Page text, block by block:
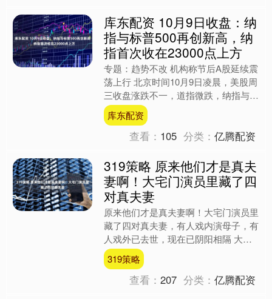
库东配资 10月9日收盘：纳
指与标普500再创新高，纳
指首次收在23000点上方
专题：趋势不改 机构称节后A股延续震
荡上行 北京时间10月9日凌晨，美股周
三收盘涨跌不一，道指微跌，纳指与标
普500指数再创历史新高。纳指首次收
在23000点上....
库东配资
查看： 105 分类：亿腾配资
319策略 原来他们才是真夫
妻啊！大宅门演员里藏了四
对真夫妻
原来他们才是真夫妻啊！大宅门演员里
藏了四对真夫妻，有人戏内演母子，有
人戏外已去世，现在已阴阳相隔 大宅
门作为经典之作，诉说了整整半个世纪
的家族传奇，塑造了数十个....
319策略
查看：207 分类：亿腾配资